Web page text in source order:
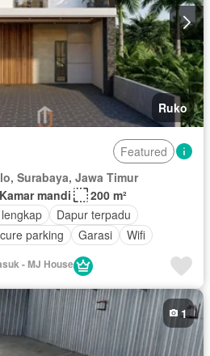
Ruko
Featured
Surabaya, Jawa Timur
mandi
200 m²
Dapur terpadu
parking Garasi
Wifi
- MJ House
1